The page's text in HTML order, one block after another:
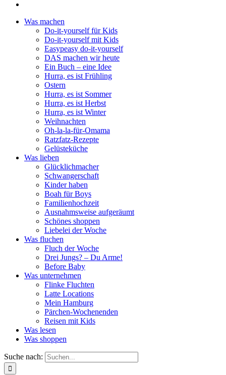
Was machen
Do-it-yourself für Kids
Do-it-yourself mit Kids
Easypeasy do-it-yourself
DAS machen wir heute
Ein Buch – eine Idee
Hurra, es ist Frühling
Ostern
Hurra, es ist Sommer
Hurra, es ist Herbst
Hurra, es ist Winter
Weihnachten
Oh-la-la-für-Omama
Ratzfatz-Rezepte
Gelüsteküche
Was lieben
Glücklichmacher
Schwangerschaft
Kinder haben
Boah für Boys
Familienhochzeit
Ausnahmsweise aufgeräumt
Schönes shoppen
Liebelei der Woche
Was fluchen
Fluch der Woche
Drei Jungs? – Du Arme!
Before Baby
Was unternehmen
Flinke Fluchten
Latte Locations
Mein Hamburg
Pärchen-Wochenenden
Reisen mit Kids
Was lesen
Was shoppen
Suche nach: